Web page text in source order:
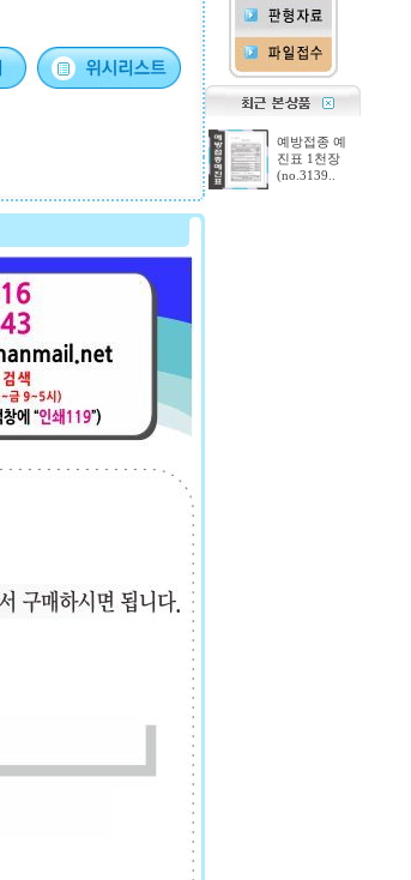
예방접종 예
진표 1천장
(no.3139..